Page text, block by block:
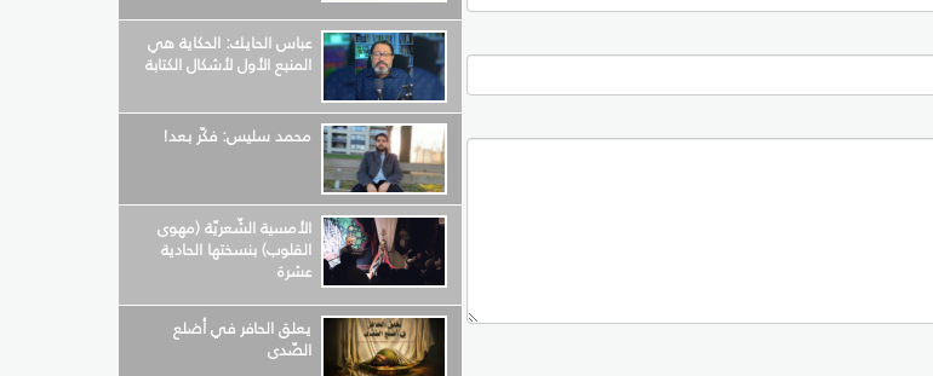
عباس الحايك: الحكاية هي
المنبع الأول لأشكال الكتابة
محمد سليس: فكّر بعد!
الأمسية الشّعريّة (مهوى
القلوب) بنسختها الحادية
عشرة
يعلق الحافر في أضلع
الصّدى